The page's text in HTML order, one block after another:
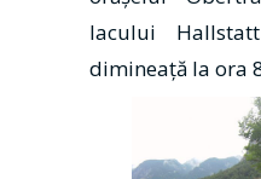
lacului
dimineață la ora